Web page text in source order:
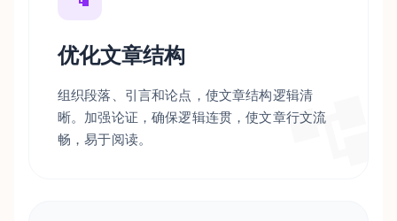
优化文章结构
组织段落、引言和论点，使文章结构逻辑清
晰。加强论证，确保逻辑连贯，使文章行文流
畅，易于阅读。